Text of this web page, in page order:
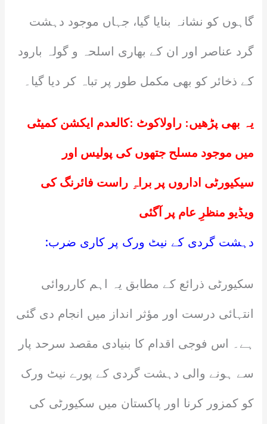
گاہوں کو نشانہ بنایا گیا، جہاں موجود دہشت
گرد عناصر اور ان کے بھاری اسلحہ و گولہ بارود
کے ذخائر کو بھی مکمل طور پر تباہ کر دیا گیا۔
یہ بھی پڑھیں: راولاکوٹ :کالعدم ایکشن کمیٹی
میں موجود مسلح جتھوں کی پولیس اور
سیکیورٹی اداروں پر براہِ راست فائرنگ کی
ویڈیو منظرِ عام پر آگئی
دہشت گردی کے نیٹ ورک پر کاری ضرب:
سکیورٹی ذرائع کے مطابق یہ اہم کارروائی
انتہائی درست اور مؤثر انداز میں انجام دی گئی
ہے۔ اس فوجی اقدام کا بنیادی مقصد سرحد پار
سے ہونے والی دہشت گردی کے پورے نیٹ ورک
کو کمزور کرنا اور پاکستان میں سکیورٹی کی